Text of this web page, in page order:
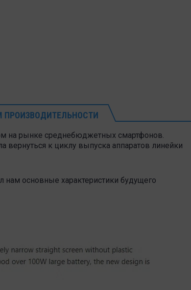
ПРОИЗВОДИТЕЛЬНОСТИ
на рынке среднебюджетных смартфонов.
вернуться к циклу выпуска аппаратов линейки
нам основные характеристики будущего